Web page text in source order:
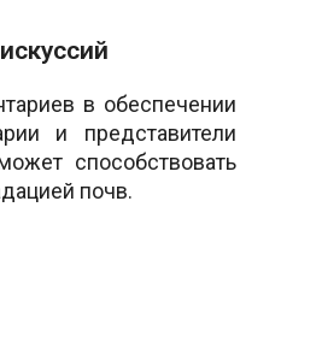
в обеспечении
и представители
способствовать
почв.